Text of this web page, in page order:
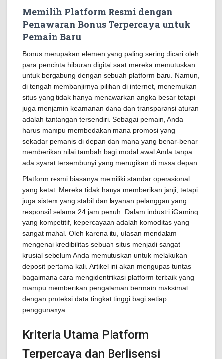
Memilih Platform Resmi dengan
Penawaran Bonus Terpercaya untuk
Pemain Baru
Bonus merupakan elemen yang paling sering dicari oleh
para pencinta hiburan digital saat mereka memutuskan
untuk bergabung dengan sebuah platform baru. Namun,
di tengah membanjirnya pilihan di internet, menemukan
situs yang tidak hanya menawarkan angka besar tetapi
juga menjamin keamanan dana dan transparansi aturan
adalah tantangan tersendiri. Sebagai pemain, Anda
harus mampu membedakan mana promosi yang
sekadar pemanis di depan dan mana yang benar-benar
memberikan nilai tambah bagi modal awal Anda tanpa
ada syarat tersembunyi yang merugikan di masa depan.
Platform resmi biasanya memiliki standar operasional
yang ketat. Mereka tidak hanya memberikan janji, tetapi
juga sistem yang stabil dan layanan pelanggan yang
responsif selama 24 jam penuh. Dalam industri iGaming
yang kompetitif, kepercayaan adalah komoditas yang
sangat mahal. Oleh karena itu, ulasan mendalam
mengenai kredibilitas sebuah situs menjadi sangat
krusial sebelum Anda memutuskan untuk melakukan
deposit pertama kali. Artikel ini akan mengupas tuntas
bagaimana cara mengidentifikasi platform terbaik yang
mampu memberikan pengalaman bermain maksimal
dengan proteksi data tingkat tinggi bagi setiap
penggunanya.
Kriteria Utama Platform
Terpercaya dan Berlisensi